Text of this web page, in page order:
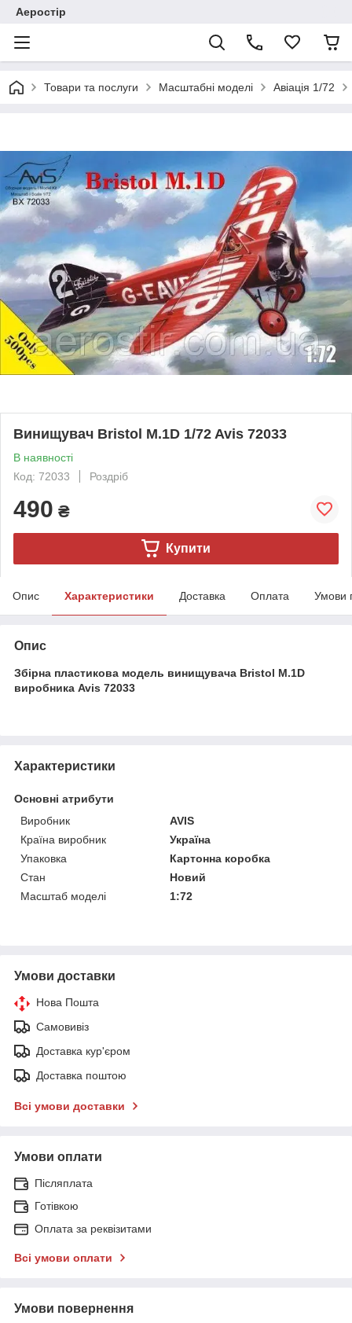
Аеростір
Товари та послуги Масштабні моделі Авіація 1/72
Винищувач Bristol M.1D 1/72 Avis 72033
В наявності
Код: 72033
Роздріб
490 ₴
Купити
Опис Характеристики Доставка Оплата Умови
Опис
Збірна пластикова модель винищувача Bristol M.1D
виробника Avis 72033
Характеристики
Основні атрибути
Виробник
AVIS
Країна виробник
Україна
Упаковка
Картонна коробка
Стан
Новий
Масштаб моделі
1:72
Умови доставки
Нова Пошта
Самовивіз
Доставка кур'єром
Доставка поштою
Всі умови доставки
Умови оплати
Післяплата
Готівкою
Оплата за реквізитами
Всі умови оплати
Умови повернення